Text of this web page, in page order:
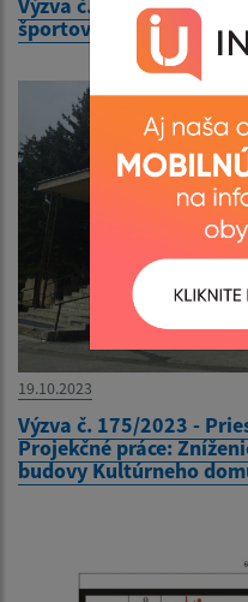
športové ihrisko v
19.10.2023
Výzva č. 175/2023 -
Projekčné práce:
budovy Kultúrneho